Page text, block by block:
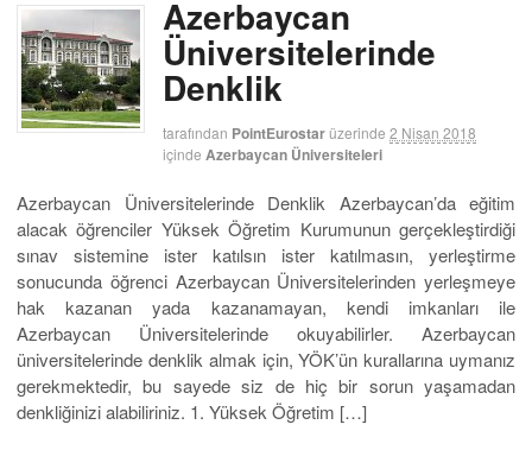
Azerbaycan
Üniversitelerinde
Denklik
tarafından PointEurostarüzerinde 2 Nisan 2018
içinde Azerbaycan Üniversiteleri
Azerbaycan Üniversitelerinde Denklik Azerbaycan’da eğitim
alacak öğrenciler Yüksek Öğretim Kurumunun gerçekleştirdiği
sınav sistemine ister katılsın ister katılmasın, yerleştirme
sonucunda öğrenci Azerbaycan Üniversitelerinden yerleşmeye
hak kazanan yada kazanamayan, kendi imkanları ile
Azerbaycan Üniversitelerinde okuyabilirler. Azerbaycan
üniversitelerinde denklik almak için, YÖK’ün kurallarına uymanız
gerekmektedir, bu sayede siz de hiç bir sorun yaşamadan
denkliğinizi alabiliriniz. 1. Yüksek Öğretim […]